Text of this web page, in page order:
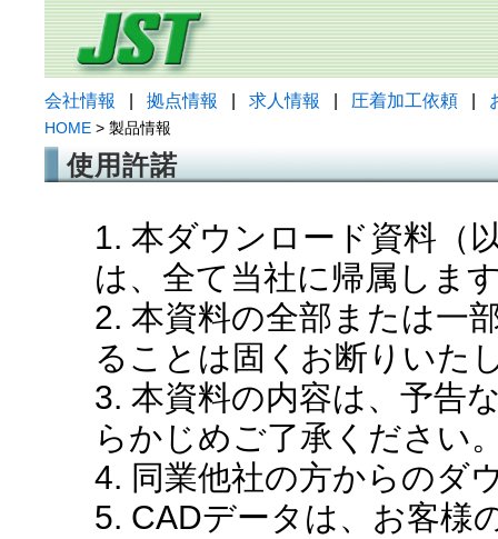
会社情報 拠点情報 求人情報 圧着加工依頼
HOME > 製品情報
使用許諾
1. 本ダウンロード資料（
は、全て当社に帰属しま
2. 本資料の全部または一
ることは固くお断りいた
3. 本資料の内容は、予告
らかじめご了承ください
4. 同業他社の方からのダ
5. CADデータは、お客様